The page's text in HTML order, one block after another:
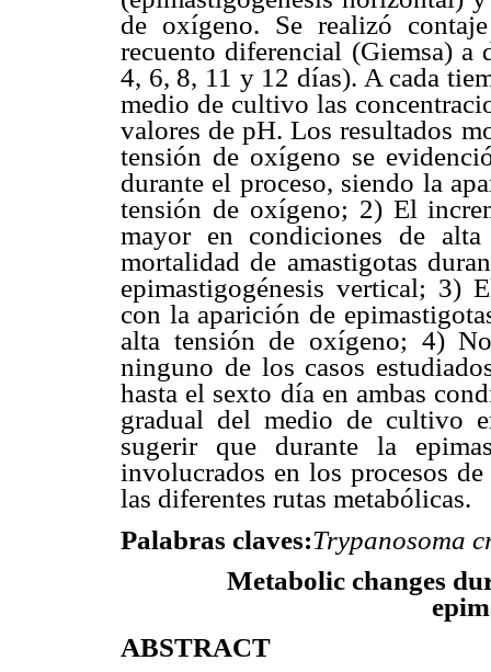
de oxígeno. Se realizó
recuento diferencial (Giemsa)
4, 6, 8, 11 y 12 días). A cada
medio de cultivo las
valores de pH. Los resultados
tensión de oxígeno se
durante el proceso, siendo la
tensión de oxígeno; 2) El
mayor en condiciones de
mortalidad de amastigotas
epimastigogénesis vertical; 3)
con la aparición de
alta tensión de oxígeno; 4)
ninguno de los casos
hasta el sexto día en ambas
gradual del medio de cultivo
sugerir que durante la
involucrados en los procesos
las diferentes rutas metabólicas.
Palabras claves:Trypanosoma
Metabolic changes
ABSTRACT